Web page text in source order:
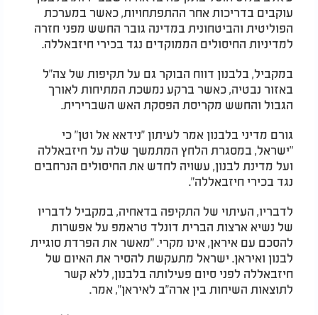
עוקבים בדריכות אחר ההתפתחויות, כאשר במערכת
הפוליטית והביטחונית במדינה גובר החשש מפני חזרה
למדיניות החיסולים הממוקדים נגד בכירי חיזבאללה.
במקביל, בלבנון דווח הבוקר גם על תקיפות של צה"ל
באזור נבטיה, כאשר ברקע נמשכת המתיחות לאורך
הגבול והחשש מקריסת הפסקת האש השברירית.
גורם מדיני בלבנון אמר לעיתון "נידאא אל וטן" כי
"ישראל, במסגרת הלחץ המתמשך שלה על חיזבאללה
ועל מדינת לבנון, עשויה לחדש את החיסולים הנרחבים
נגד בכירי חיזבאללה".
לדבריו, העיתוי של התקיפה בדאחיה, במקביל לדבריו
של נשיא ארצות הברית דונלד טראמפ על אפשרות
להסכם עם איראן, אינו מקרי. "מאשר את הפרדת סוגיית
לבנון ואיראן. ישראל מתעקשת להסיר את האיום של
חיזבאללה לפני סיום פעילותה בלבנון, ללא קשר
לתוצאות השיחות בין ארה"ב לאיראן", אמר.